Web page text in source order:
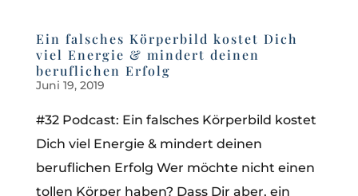
Ein falsches Körperbild kostet Dich
viel Energie & mindert deinen
beruflichen Erfolg
Juni 19, 2019
#32 Podcast: Ein falsches Körperbild kostet
Dich viel Energie & mindert deinen
beruflichen Erfolg Wer möchte nicht einen
tollen Körper haben? Dass Dir aber, ein